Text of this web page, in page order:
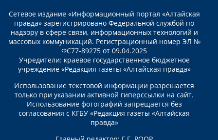
Сетевое издание «Информационный портал «Алтайская
правда» зарегистрировано Федеральной службой по
надзору в сфере связи, информационных технологий и
массовых коммуникаций. Регистрационный номер ЭЛ №
ФС77-89275 от 09.04.2025
Учредители: краевое государственное бюджетное
учреждение «Редакция газеты «Алтайская правда»
Использование текстовой информации разрешается
только при указании активной гиперссылки на сайт.
Использование фотографий запрещается без
согласования с КГБУ «Редакция газеты «Алтайская
правда»